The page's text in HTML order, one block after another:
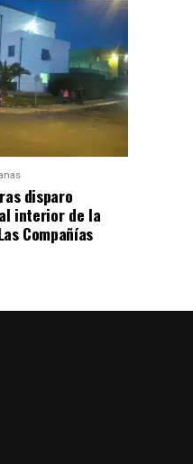
disparo
interior de la
Compañías